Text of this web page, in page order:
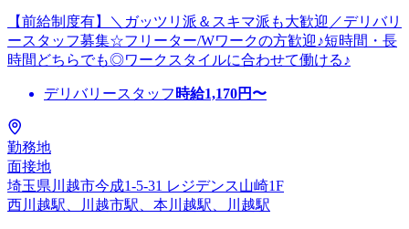
【前給制度有】＼ガッツリ派＆スキマ派も大歓迎／デリバリ
ースタッフ募集☆フリーター/Wワークの方歓迎♪短時間・長
時間どちらでも◎ワークスタイルに合わせて働ける♪
デリバリースタッフ 時給1,170円〜
勤務地
面接地
埼玉県川越市今成1-5-31 レジデンス山崎1F
西川越駅、川越市駅、本川越駅、川越駅